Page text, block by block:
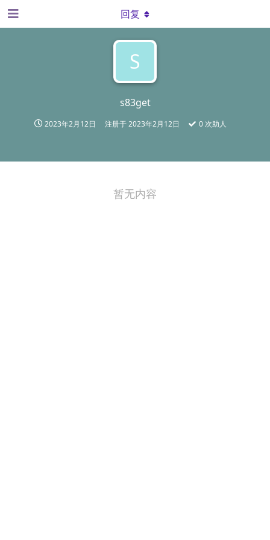
S
s83get
2023年2月12日 注册于2023年2月12日 0 次助人
回复
暂无内容